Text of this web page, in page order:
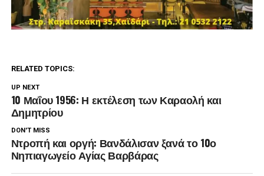
RELATED TOPICS:
UP NEXT
10 Μαΐου 1956: Η εκτέλεση των Καραολή και
Δημητρίου
DON'T MISS
Ντροπή και οργή: Βανδάλισαν ξανά το 10ο
Νηπιαγωγείο Αγίας Βαρβάρας